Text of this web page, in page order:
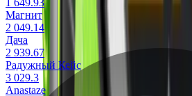
1 649.93
Магнит
2 049.14
Дача
2 939.67
Радужный Кейс
3 029.3
Anastaze